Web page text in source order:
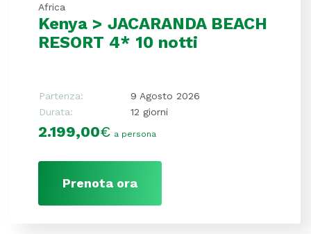
Africa
Kenya > JACARANDA BEACH
RESORT 4* 10 notti
Partenza:
9 Agosto 2026
Durata:
12 giorni
2.199,00€ a persona
Prenota ora